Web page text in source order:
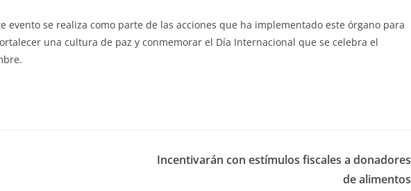
evento se realiza como parte de las acciones que ha implementado este órgano para
una cultura de paz y conmemorar el Día Internacional que se celebra el
Incentivarán con estímulos fiscales a donadores
de alimentos